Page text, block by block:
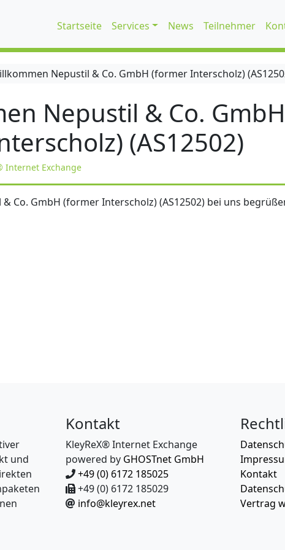
Startseite Services News Teilnehmer
Nepustil & Co. GmbH (former Interscholz)
Nepustil & Co. GmbH
(AS12502)
Internet Exchange
Co. GmbH (former Interscholz) (AS12502) bei uns
und
Kontakt
KleyReX® Internet Exchange
powered by GHOSTnet GmbH
+49 (0) 6172 185025
+49 (0) 6172 185029
info@kleyrex.net
Kontakt
Vertrag